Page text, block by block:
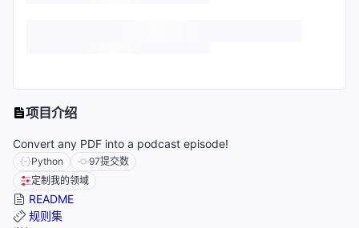
项目介绍
Convert any PDF into a podcast episode!
Python 97提交数
定制我的领域
README
规则集